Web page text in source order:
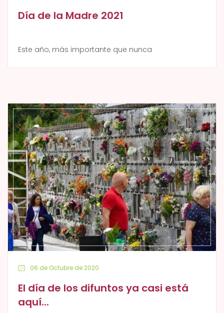
Día de la Madre 2021
Este año, más importante que nunca
06 de Octubre de 2020
El día de los difuntos ya casi está
aquí...